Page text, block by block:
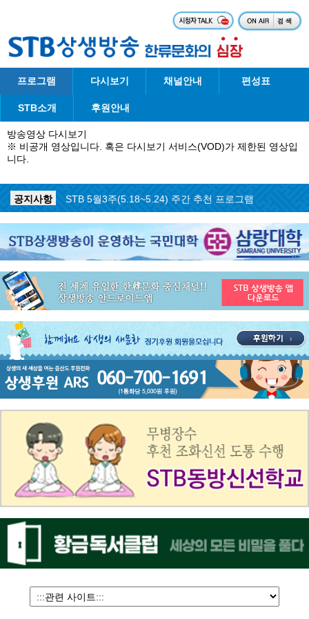
프로그램 다시보기 채널안내 편성표
STB소개 후원안내
방송영상 다시보기
※ 비공개 영상입니다. 혹은 다시보기 서비스(VOD)가 제한된 영상입
니다.
공지사항 ON AIR 서비스 장애 복구 안내
공지사항
STB 5월4주(5.25~5.31) 주간 추천 프로그램
공지사항
STB 5월3주(5.18~5.24) 주간 추천 프로그램
공지사항
STB 4월마지막주(4.27~5.3) 주간 추천 프로그램
STB 4월4주(4.20~4.26) 주간 추천 프로그램
공지사항
STB 4월2주(4.6~4.12) 주간 추천 프로그램
공지사항
STB 4월1주(3.30~4.5) 주간 추천 프로그램
공지사항
STB 3월4주(3.23~3.29) 주간 추천 프로그램